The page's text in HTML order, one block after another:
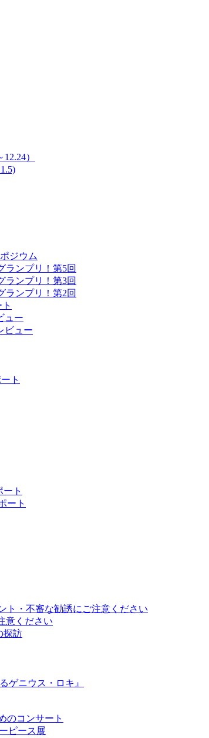
）
ジウム
ランプリ！第5回
ランプリ！第3回
ランプリ！第2回
ュー
ビュー
ト
ト
ート
ト・不審な勧誘にご注意ください
意ください
探訪
ゲニウス・ロキ』
のコンサート
ピース展